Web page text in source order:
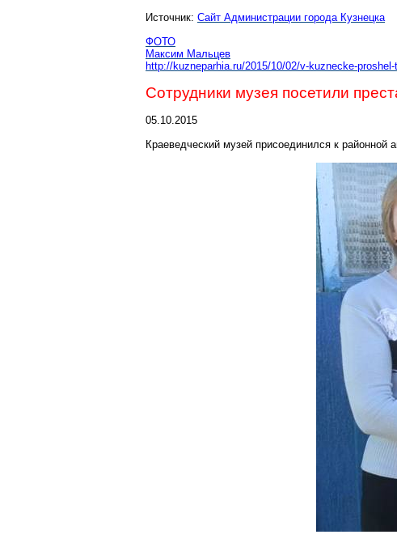
Источник: Сайт Администрации города Кузнецка
ФОТО
Максим Мальцев
http://kuzneparhia.ru/2015/10/02/v-kuznecke-
Сотрудники музея посетили
05.10.2015
Краеведческий музей присоединился к районной